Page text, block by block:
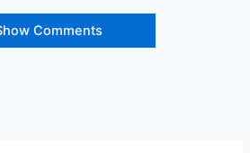
Comments